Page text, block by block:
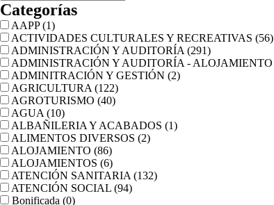
Categorías
AAPP(1)
ACTIVIDADES CULTURALES Y RECREATIVAS (56)
ADMINISTRACIÓN Y AUDITORÍA (291)
ADMINISTRACIÓN Y AUDITORÍA - ALOJAMIENTO
ADMINITRACIÓN Y GESTIÓN (2)
AGRICULTURA (122)
AGROTURISMO (40)
AGUA (10)
ALBAÑILERIA Y ACABADOS (1)
ALIMENTOS DIVERSOS (2)
ALOJAMIENTO (86)
ALOJAMIENTOS (6)
ATENCIÓN SANITARIA (132)
ATENCIÓN SOCIAL (94)
Bonificada (0)